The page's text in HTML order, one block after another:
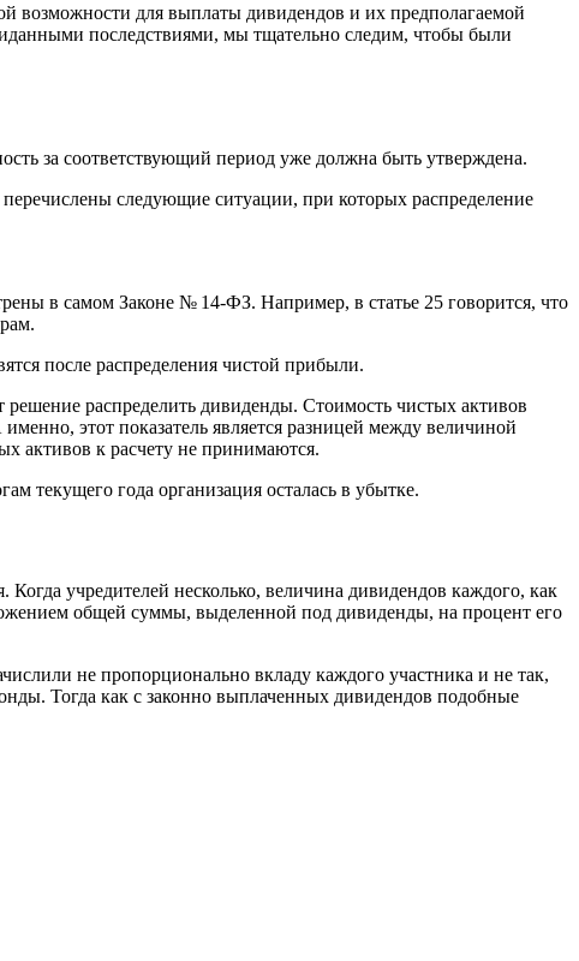
возможности для выплаты дивидендов и их предполагаемой
последствиями, мы тщательно следим, чтобы были
за соответствующий период уже должна быть утверждена.
следующие ситуации, при которых распределение
в самом Законе № 14-ФЗ. Например, в статье 25 говорится, что
после распределения чистой прибыли.
распределить дивиденды. Стоимость чистых активов
этот показатель является разницей между величиной
активов к расчету не принимаются.
текущего года организация осталась в убытке.
учредителей несколько, величина дивидендов каждого, как
общей суммы, выделенной под дивиденды, на процент его
не пропорционально вкладу каждого участника и не так,
Тогда как с законно выплаченных дивидендов подобные